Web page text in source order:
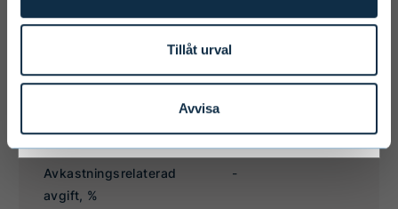
Tillåt urval
Avvisa
I ACCEPT & ENTER